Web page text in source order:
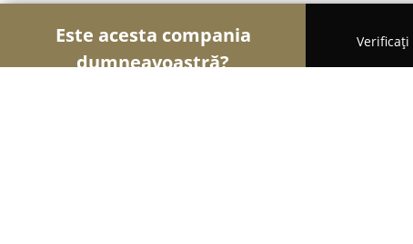
Este acesta compania
dumneavoastră?